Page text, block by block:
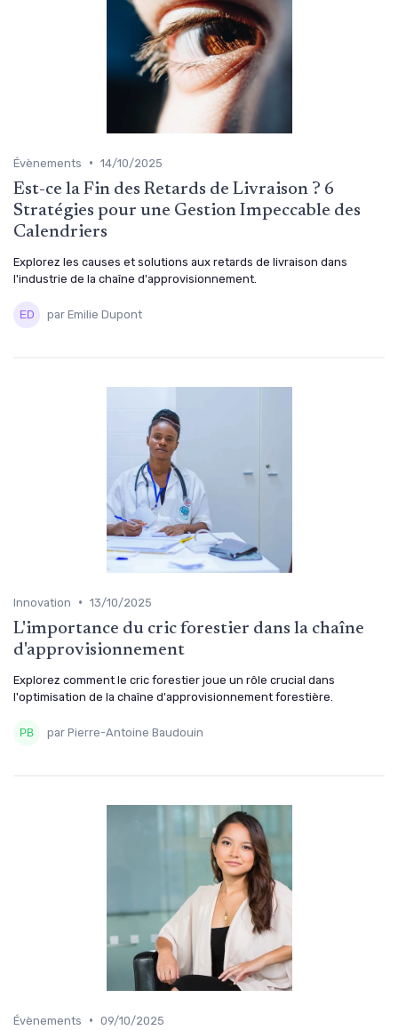
Évènements • 14/10/2025
Est-ce la Fin des Retards de Livraison ? 6
Stratégies pour une Gestion Impeccable des
Calendriers
Explorez les causes et solutions aux retards de livraison dans
l'industrie de la chaîne d'approvisionnement.
par Emilie Dupont
Innovation • 13/10/2025
L'importance du cric forestier dans la chaîne
d'approvisionnement
Explorez comment le cric forestier joue un rôle crucial dans
l'optimisation de la chaîne d'approvisionnement forestière.
par Pierre-Antoine Baudouin
Évènements • 09/10/2025